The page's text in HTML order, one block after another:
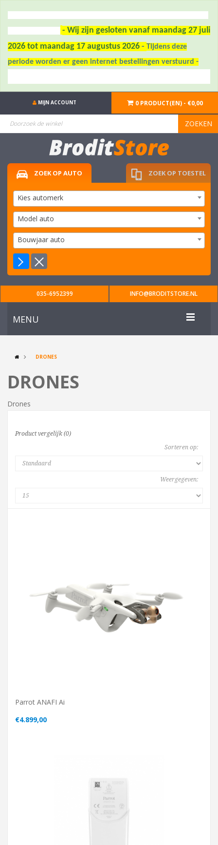
- Wij zijn gesloten vanaf maandag 27 juli
2026 tot maandag 17 augustus 2026 - Tijdens deze
periode worden er geen internet bestellingen verstuurd -
ZOEKEN
MIJN ACCOUNT 0 PRODUCT(EN) - €0,00
ZOEK OP AUTO
Kies automerk
Model auto
Bouwjaar auto
ZOEK OP TOESTEL
035-6952399 INFO@BRODITSTORE.NL
MENU
DRONES
DRONES
Drones
Product vergelijk (0)
Sorteren op:
Weergegeven:
Parrot ANAFI Ai
€4.899,00